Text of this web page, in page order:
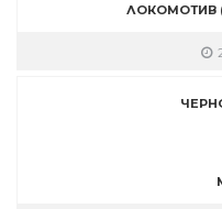
ЛОКОМОТИВ